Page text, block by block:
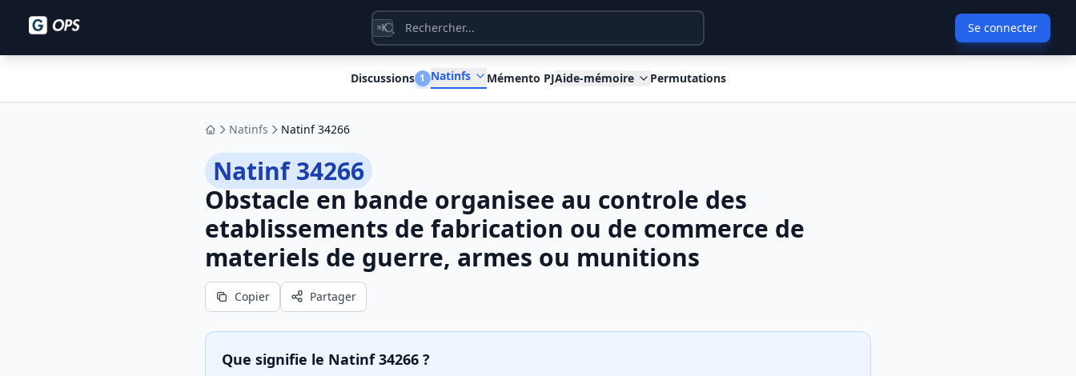
⌘K Se connecter
Discussions 1 Natinfs Mémento PJAide-mémoire Permutations
AccueilNatinfs Natinf 34266
Natinf 34266
Obstacle en bande organisee au controle des
etablissements de fabrication ou de commerce de
materiels de guerre, armes ou munitions
Copier Partager
Que signifie le Natinf 34266 ?